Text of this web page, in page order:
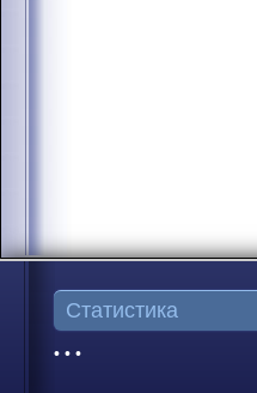
Статистика
• • •